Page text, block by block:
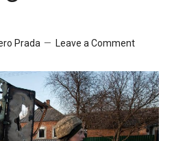
Prada Leave a Comment